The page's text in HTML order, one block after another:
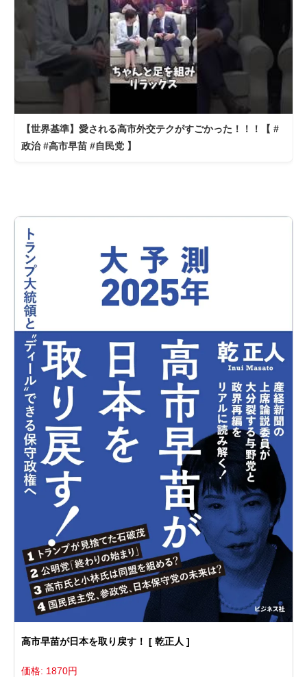
【世界基準】愛される高市外交テクがすごかった！！！【 #
政治 #高市早苗 #自民党 】
高市早苗が日本を取り戻す！ [ 乾正人 ]
価格: 1870円